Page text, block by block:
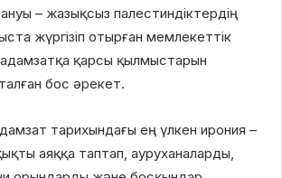
– жазықсыз палестиндіктердің
жүргізіп отырған мемлекеттік
қарсы қылмыстарын
бос әрекет.
тарихындағы ең үлкен ирония –
аяққа таптап, ауруханаларды,